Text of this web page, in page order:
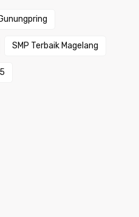
SMP Terbaik Magelang